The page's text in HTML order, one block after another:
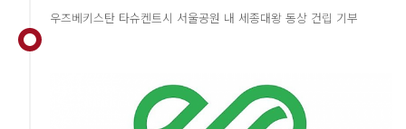
우즈베키스탄 타슈켄트시 서울공원 내 세종대왕 동상 건립 기부